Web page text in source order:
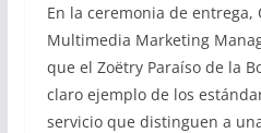
En la ceremonia de entrega,
Multimedia Marketing
que el Zoëtry Paraíso de la
claro ejemplo de los
servicio que distinguen a